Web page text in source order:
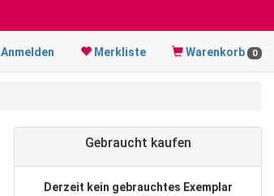
Anmelden Merkliste Warenkorb 0
Gebraucht kaufen
Derzeit kein gebrauchtes Exemplar